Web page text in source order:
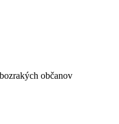
občanov